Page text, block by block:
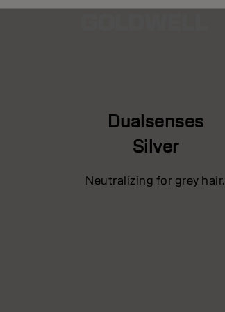
Dualsenses
Silver
Neutralizing for grey hair.